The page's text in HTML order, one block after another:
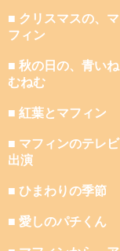
■ クリスマスの、マ
フィン
■ 秋の日の、青いね
むねむ
■ 紅葉とマフィン
■ マフィンのテレビ
出演
■ ひまわりの季節
■ 愛しのパチくん